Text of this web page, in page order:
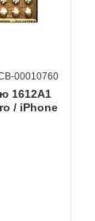
1612A1
/ iPhone
00010760